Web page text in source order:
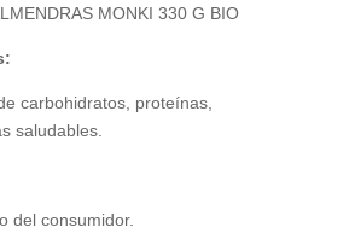
MONKI 330 G BIO
carbohidratos, proteínas,
saludables.
del consumidor.